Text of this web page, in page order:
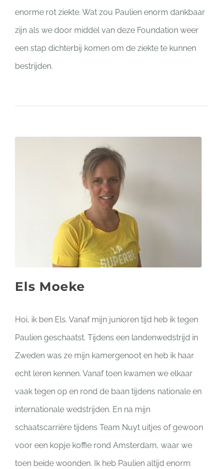
enorme rot ziekte. Wat zou Paulien enorm dankbaar
zijn als we door middel van deze Foundation weer
een stap dichterbij komen om de ziekte te kunnen
bestrijden.
Els Moeke
Hoi, ik ben Els. Vanaf mijn junioren tijd heb ik tegen
Paulien geschaatst. Tijdens een landenwedstrijd in
Zweden was ze mijn kamergenoot en heb ik haar
echt leren kennen. Vanaf toen kwamen we elkaar
vaak tegen op en rond de baan tijdens nationale en
internationale wedstrijden. En na mijn
schaatscarrière tijdens Team Nuyt uitjes of gewoon
voor een kopje koffie rond Amsterdam, waar we
toen beide woonden. Ik heb Paulien altijd enorm